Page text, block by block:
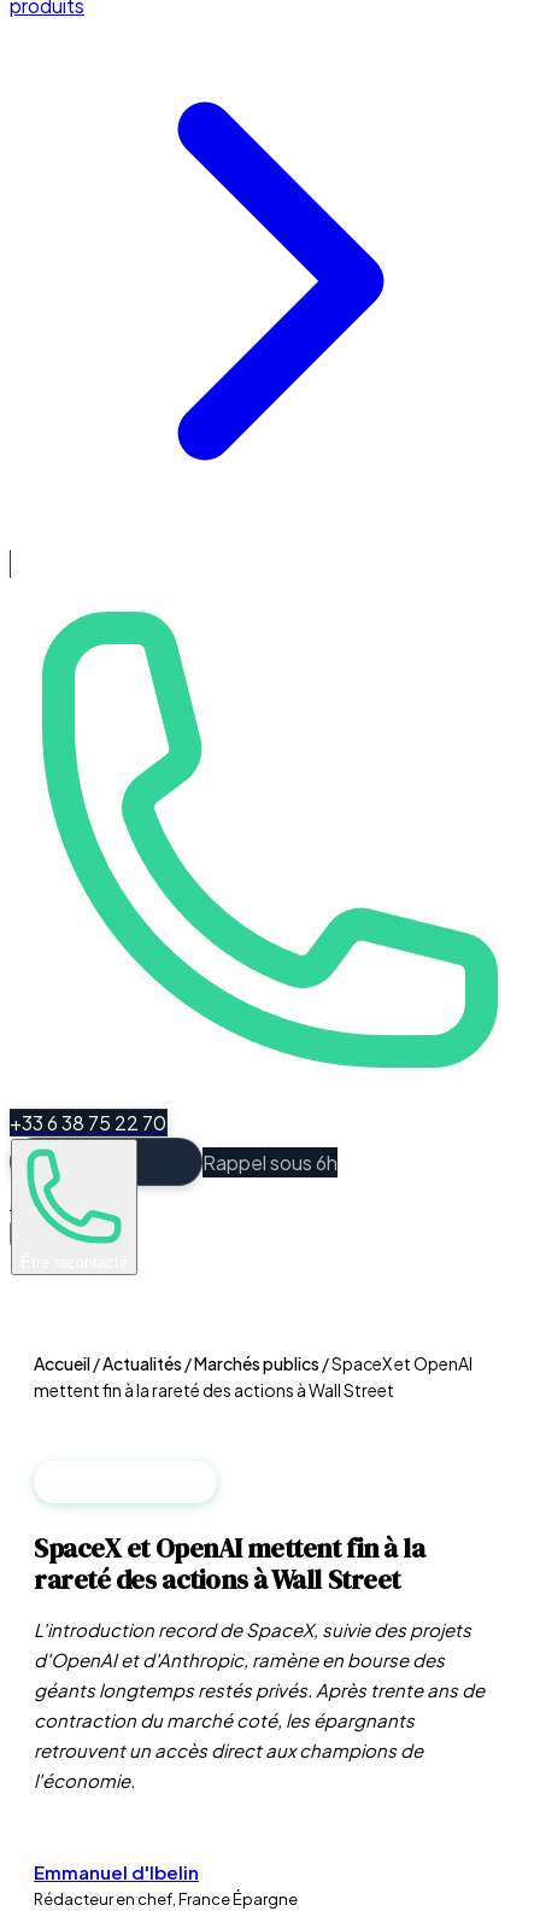
produits
+33 6 38 75 22 70
Rappel sous 6h
Espace Client
Accueil/Actualités /Marchés publics /SpaceX et OpenAI
mettent fin à la rareté des actions à Wall Street
SpaceX et OpenAI mettent fin à la
rareté des actions à Wall Street
L'introduction record de SpaceX, suivie des projets
d'OpenAI et d'Anthropic, ramène en bourse des
géants longtemps restés privés. Après trente ans de
contraction du marché coté, les épargnants
retrouvent un accès direct aux champions de
l'économie.
Emmanuel d'Ibelin
Rédacteur en chef, France Épargne